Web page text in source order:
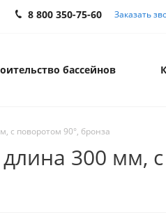
8 800 350-75-60 Заказать
бассейнов
с поворотом 90°, бронза
длина 300 мм, с